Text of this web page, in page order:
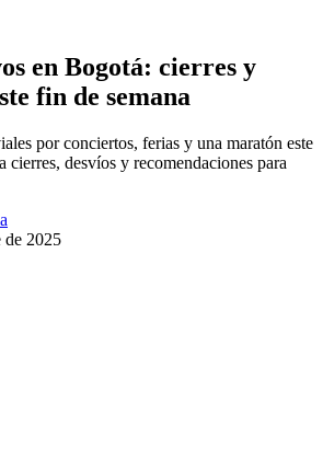
en Bogotá: cierres y
fin de semana
por conciertos, ferias y una maratón este
cierres, desvíos y recomendaciones para
de 2025